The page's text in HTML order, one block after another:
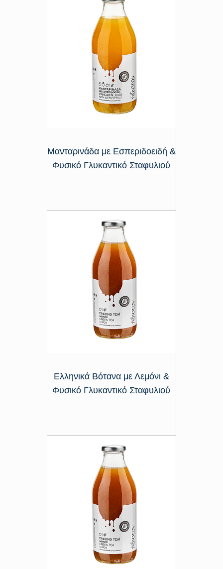
Μανταρινάδα με Εσπεριδοειδή &
Φυσικό Γλυκαντικό Σταφυλιού
Ελληνικά Βότανα με Λεμόνι &
Φυσικό Γλυκαντικό Σταφυλιού